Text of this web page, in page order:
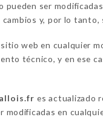
ser
y, por lo
web en cualquier
técnico, y en ese
es actualizado
modificadas en